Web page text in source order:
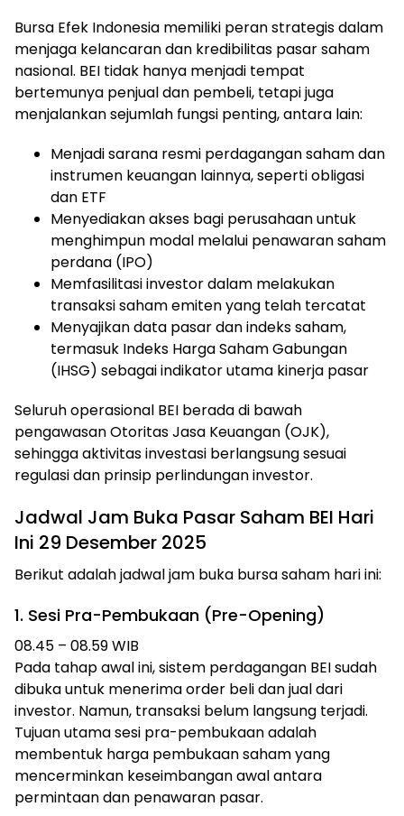
Bursa Efek Indonesia memiliki peran strategis dalam
menjaga kelancaran dan kredibilitas pasar saham
nasional. BEI tidak hanya menjadi tempat
bertemunya penjual dan pembeli, tetapi juga
menjalankan sejumlah fungsi penting, antara lain:
Menjadi sarana resmi perdagangan saham dan
instrumen keuangan lainnya, seperti obligasi
dan ETF
Menyediakan akses bagi perusahaan untuk
menghimpun modal melalui penawaran saham
perdana (IPO)
Memfasilitasi investor dalam melakukan
transaksi saham emiten yang telah tercatat
Menyajikan data pasar dan indeks saham,
termasuk Indeks Harga Saham Gabungan
(IHSG) sebagai indikator utama kinerja pasar
Seluruh operasional BEI berada di bawah
pengawasan Otoritas Jasa Keuangan (OJK),
sehingga aktivitas investasi berlangsung sesuai
regulasi dan prinsip perlindungan investor.
Jadwal Jam Buka Pasar Saham BEI Hari
Ini 29 Desember 2025
Berikut adalah jadwal jam buka bursa saham hari ini:
1. Sesi Pra-Pembukaan (Pre-Opening)
08.45 – 08.59 WIB
Pada tahap awal ini, sistem perdagangan BEI sudah
dibuka untuk menerima order beli dan jual dari
investor. Namun, transaksi belum langsung terjadi.
Tujuan utama sesi pra-pembukaan adalah
membentuk harga pembukaan saham yang
mencerminkan keseimbangan awal antara
permintaan dan penawaran pasar.